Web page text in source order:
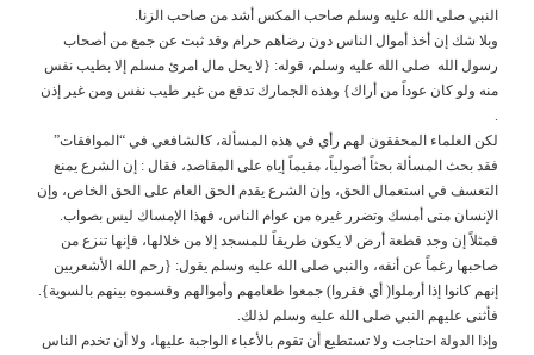
النبي صلى الله عليه وسلم صاحب المكس أشد من صاحب الزنا.
وبلا شك إن أخذ أموال الناس دون رضاهم حرام وقد ثبت عن جمع من أصحاب
رسول الله صلى الله عليه وسلم، قوله: {لا يحل مال امرئ مسلم إلا بطيب نفس
منه ولو كان عوداً من أراك} وهذه الجمارك تدفع من غير طيب نفس ومن غير إذن
لكن العلماء المحققون لهم رأي في هذه المسألة، كالشافعي في “الموافقات”
فقد بحث المسألة بحثاً أصولياً، مقيماً إياه على المقاصد، فقال : إن الشرع يمنع
التعسف في استعمال الحق، وإن الشرع يقدم الحق العام على الحق الخاص، وإن
الإنسان متى أمسك وتضرر غيره من عوام الناس، فهذا الإمساك ليس بصواب.
فمثلاً إن وجد قطعة أرض لا يكون طريقاً للمسجد إلا من خلالها، فإنها تنزع من
صاحبها رغماً عن أنفه، والنبي صلى الله عليه وسلم يقول: {رحم الله الأشعريين
إنهم كانوا إذا أرملوا( أي فقروا) جمعوا طعامهم وأموالهم وقسموه بينهم بالسوية}.
فأثنى عليهم النبي صلى الله عليه وسلم لذلك.
وإذا الدولة احتاجت ولا تستطيع أن تقوم بالأعباء الواجبة عليها، ولا أن تخدم الناس